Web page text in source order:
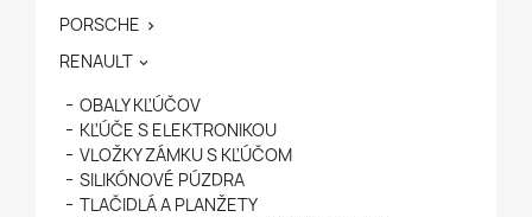
PORSCHE 
RENAULT 
OBALY KĽÚČOV
KĽÚČE S ELEKTRONIKOU
VLOŽKY ZÁMKU S KĽÚČOM
SILIKÓNOVÉ PÚZDRA
TLAČIDLÁ A PLANŽETY